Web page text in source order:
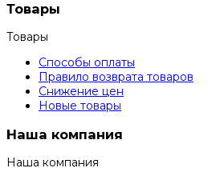
Товары
Товары
Способы оплаты
Правило возврата товаров
Снижение цен
Новые товары
Наша компания
Наша компания